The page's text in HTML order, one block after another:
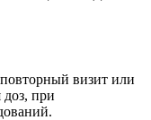
визит или
доз, при